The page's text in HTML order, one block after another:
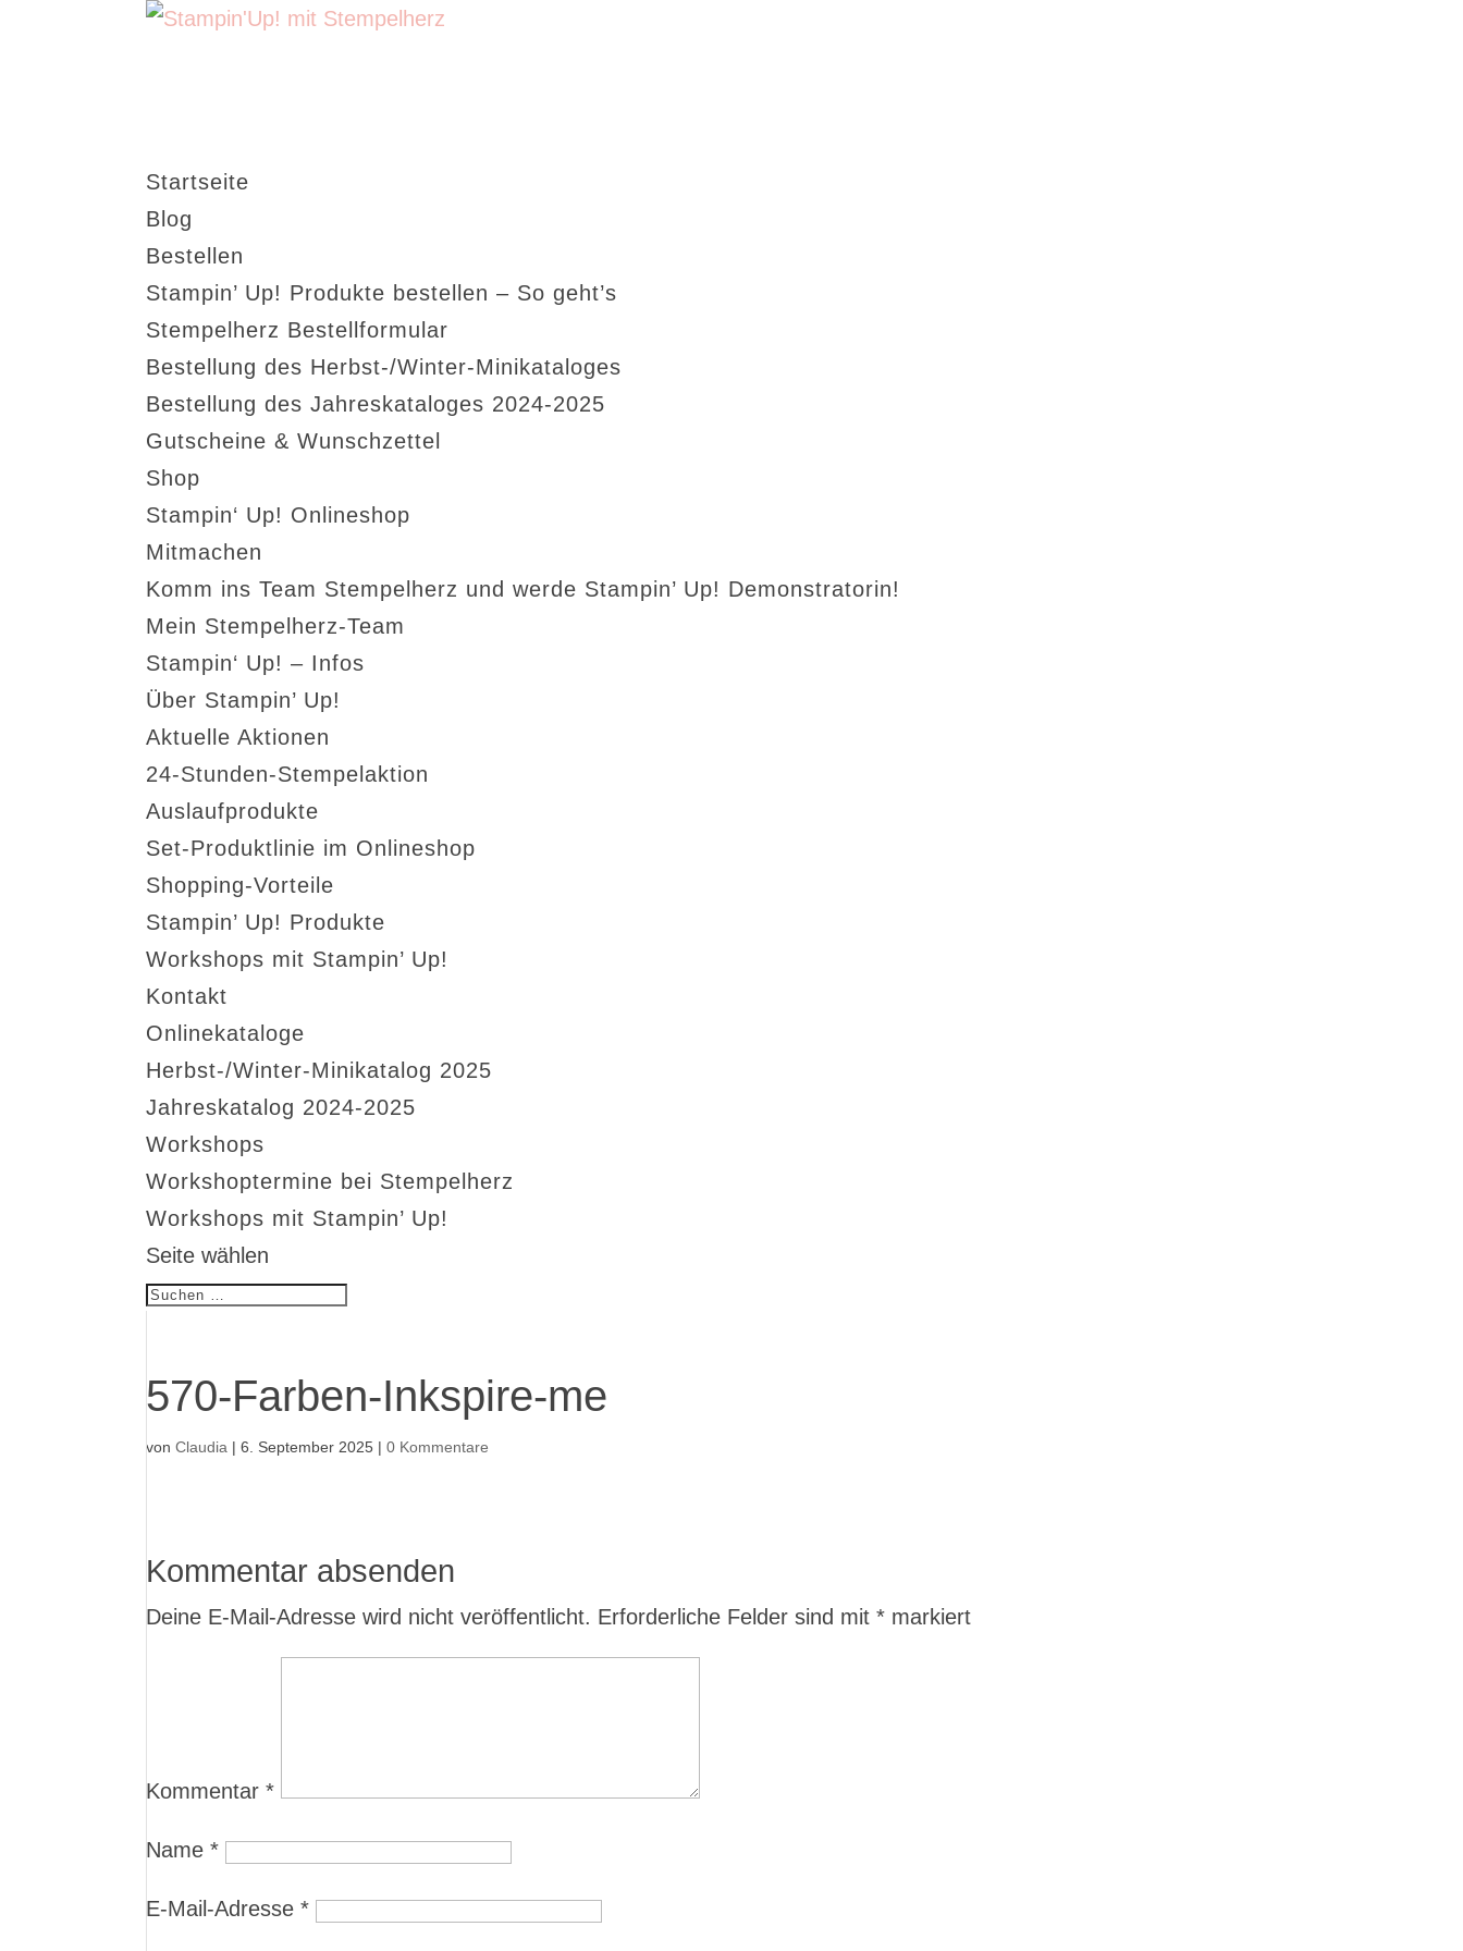
Startseite
Blog
Bestellen
Stampin’ Up! Produkte bestellen – So geht’s
Stempelherz Bestellformular
Bestellung des Herbst-/Winter-Minikataloges
Bestellung des Jahreskataloges 2024-2025
Gutscheine & Wunschzettel
Shop
Stampin‘ Up! Onlineshop
Mitmachen
Komm ins Team Stempelherz und werde Stampin’ Up! Demonstratorin!
Mein Stempelherz-Team
Stampin‘ Up! – Infos
Über Stampin’ Up!
Aktuelle Aktionen
24-Stunden-Stempelaktion
Auslaufprodukte
Set-Produktlinie im Onlineshop
Shopping-Vorteile
Stampin’ Up! Produkte
Workshops mit Stampin’ Up!
Kontakt
Onlinekataloge
Herbst-/Winter-Minikatalog 2025
Jahreskatalog 2024-2025
Workshops
Workshoptermine bei Stempelherz
Workshops mit Stampin’ Up!
Seite wählen
570-Farben-Inkspire-me
vonClaudia |6. September 2025 |0 Kommentare
Kommentar absenden
Deine E-Mail-Adresse wird nicht veröffentlicht. Erforderliche Felder sind mit* markiert
Kommentar*
Name*
E-Mail-Adresse*